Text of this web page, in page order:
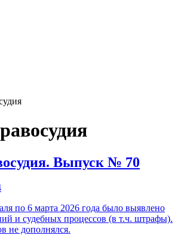
Выпуск № 70
по 6 марта 2026 года было выявлено
и судебных процессов (в т.ч. штрафы).
не дополнялся.